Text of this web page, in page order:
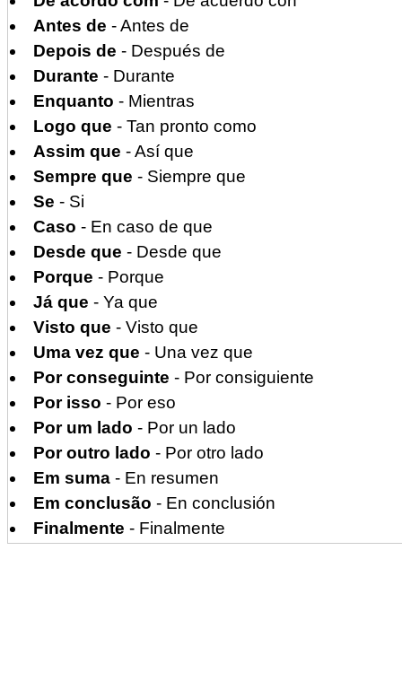
Antes de - Antes de
Depois de - Después de
Durante - Durante
Enquanto - Mientras
Logo que - Tan pronto como
Assim que - Así que
Sempre que - Siempre que
Se - Si
Caso - En caso de que
Desde que - Desde que
Porque - Porque
Já que - Ya que
Visto que - Visto que
Uma vez que - Una vez que
Por conseguinte - Por consiguiente
Por isso - Por eso
Por um lado - Por un lado
Por outro lado - Por otro lado
Em suma- En resumen
Em conclusão - En conclusión
Finalmente - Finalmente